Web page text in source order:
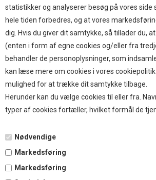
statistikker og analyserer besøg på vores side
hele tiden forbedres, og at vores
dig. Hvis du giver dit samtykke, så tillader du,
(enten i form af egne cookies og/eller fra
behandler de personoplysninger, som
kan læse mere om cookies i vores
mulighed for at trække dit samtykke tilbage.
Herunder kan du vælge cookies til eller fra.
typer af cookies fortæller, hvilket formål de
Nødvendige
Markedsføring
Markedsføring
TOP BRANDS
HOKAMIX
HVALPESTART RAIZUP
Thule hundbure
GRAU
STARMARK
VARIOCAGE-MIMSAFE
TILMELD NYHEDSBREV